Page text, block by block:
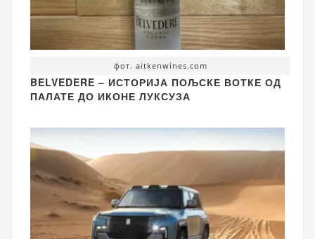
фот. aitkenwines.com
BELVEDERE – ИСТОРИЈА ПОЉСКЕ ВОТКЕ ОД
ПАЛАТЕ ДО ИКОНЕ ЛУКСУЗА